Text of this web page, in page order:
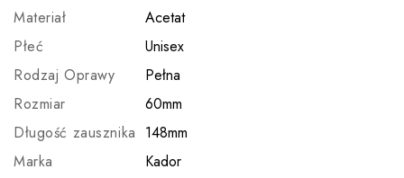
Materiał
Acetat
Płeć
Unisex
Rodzaj Oprawy
Pełna
Rozmiar
60mm
Długość zausznika 148mm
Marka
Kador